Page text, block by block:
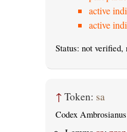
active
active
Status: not
↑ Token: sa
Codex